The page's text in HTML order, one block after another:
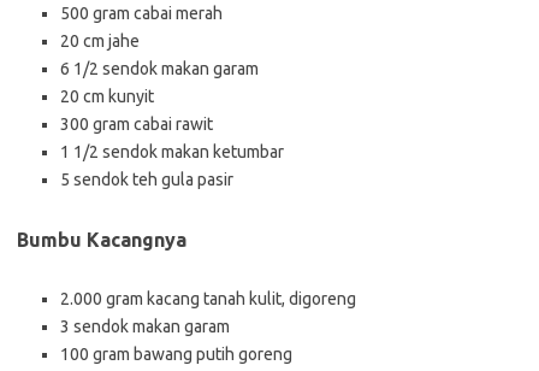
500 gram cabai merah
20 cm jahe
6 1/2 sendok makan garam
20 cm kunyit
300 gram cabai rawit
1 1/2 sendok makan ketumbar
5 sendok teh gula pasir
Bumbu Kacangnya
2.000 gram kacang tanah kulit, digoreng
3 sendok makan garam
100 gram bawang putih goreng